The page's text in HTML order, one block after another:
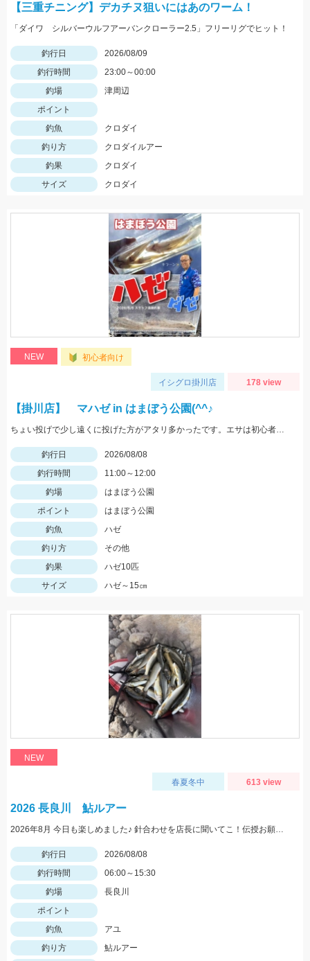
【三重チニング】デカチヌ狙いにはあのワーム！
「ダイワ シルバーウルフアーバンクローラー2.5」フリーリグでヒット！
釣行日
2026/08/09
釣行時間
23:00～00:00
釣場
津周辺
ポイント
釣魚
クロダイ
釣り方
クロダイルアー
釣果
クロダイ
サイズ
クロダイ
NEW 初心者向け
イシグロ掛川店 178 view
【掛川店】 マハゼ in はまぼう公園(^^♪
ちょい投げで少し遠くに投げた方がアタリ多かったです。エサは初心者の方は『ゴールド』が針に刺しやすくオススメ♪ハゼはまだ小振りサイズなので、針は６号。ハゼ釣りのシーズンはこれからですよ～♪
釣行日
2026/08/08
釣行時間
11:00～12:00
釣場
はまぼう公園
ポイント
はまぼう公園
釣魚
ハゼ
釣り方
その他
釣果
ハゼ10匹
サイズ
ハゼ～15㎝
NEW
春夏冬中 613 view
2026 長良川 鮎ルアー
2026年8月 今日も楽しめました♪ 針合わせを店長に聞いてこ！伝授お願いします！
釣行日
2026/08/08
釣行時間
06:00～15:30
釣場
長良川
ポイント
釣魚
アユ
釣り方
鮎ルアー